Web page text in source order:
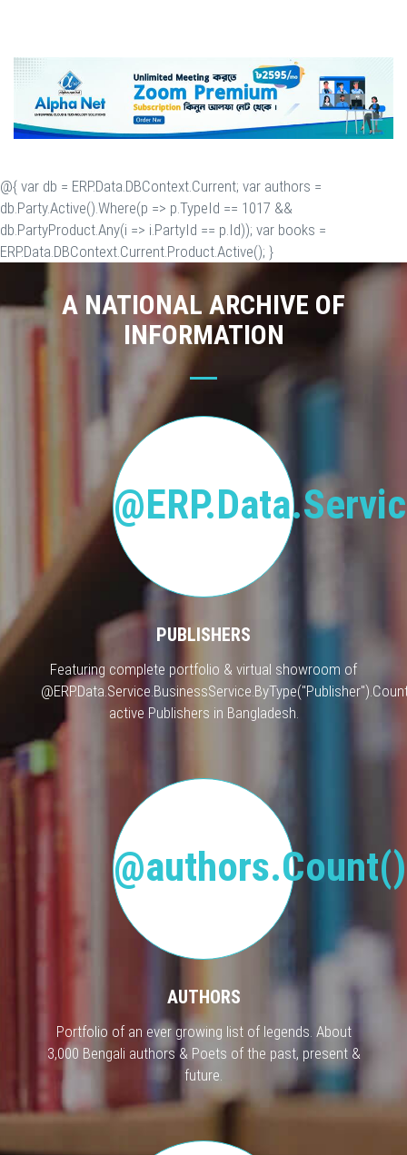
@{ var db = ERP.Data.DBContext.Current; var authors =
db.Party.Active().Where(p => p.TypeId == 1017 &&
db.PartyProduct.Any(i => i.PartyId == p.Id)); var books =
ERP.Data.DBContext.Current.Product.Active(); }
A NATIONAL ARCHIVE OF
INFORMATION
PUBLISHERS
Featuring complete portfolio & virtual showroom of
active Publishers in Bangladesh.
AUTHORS
Portfolio of an ever growing list of legends. About
3,000 Bengali authors & Poets of the past, present &
future.